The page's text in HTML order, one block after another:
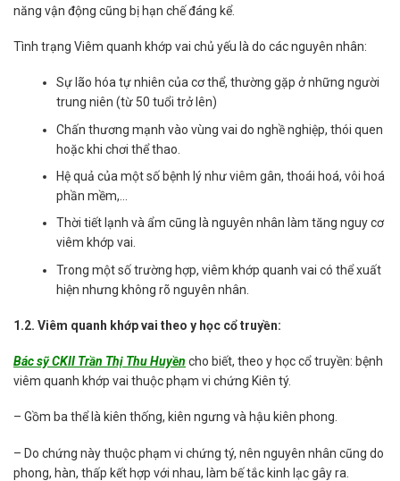
năng vận động cũng bị hạn chế đáng kể.
Tình trạng Viêm quanh khớp vai chủ yếu là do các nguyên nhân:
Sự lão hóa tự nhiên của cơ thể, thường gặp ở những người
trung niên (từ 50 tuổi trở lên)
Chấn thương mạnh vào vùng vai do nghề nghiệp, thói quen
hoặc khi chơi thể thao.
Hệ quả của một số bệnh lý như viêm gân, thoái hoá, vôi hoá
phần mềm,…
Thời tiết lạnh và ẩm cũng là nguyên nhân làm tăng nguy cơ
viêm khớp vai.
Trong một số trường hợp, viêm khớp quanh vai có thể xuất
hiện nhưng không rõ nguyên nhân.
1.2. Viêm quanh khớp vai theo y học cổ truyền:
Bác sỹ CKII Trần Thị Thu Huyền cho biết, theo y học cổ truyền: bệnh
viêm quanh khớp vai thuộc phạm vi chứng Kiên tý.
– Gồm ba thể là kiên thống, kiên ngưng và hậu kiên phong.
– Do chứng này thuộc phạm vi chứng tý, nên nguyên nhân cũng do
phong, hàn, thấp kết hợp với nhau, làm bế tắc kinh lạc gây ra.